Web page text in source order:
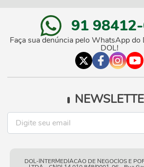
91
Faça sua denúncia pelo WhatsApp do
DOL!
DOL-INTERMEDIACAO DE NEGOCIOS E